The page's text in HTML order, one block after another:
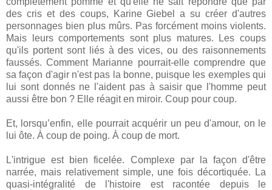
des cris et des coups, Karine Giebel a su créer d'autres
personnages bien plus mûrs. Pas forcément moins violents.
Mais leurs comportements sont plus matures. Les coups
qu'ils portent sont liés à des vices, ou des raisonnements
faussés. Comment Marianne pourrait-elle comprendre que
sa façon d'agir n'est pas la bonne, puisque les exemples qui
lui sont donnés ne l'aident pas à saisir que l'homme peut
aussi être bon ? Elle réagit en miroir. Coup pour coup.
Et, lorsqu’enfin, elle pourrait acquérir un peu d'amour, on le
lui ôte. À coup de poing. À coup de mort.
L'intrigue est bien ficelée. Complexe par la façon d'être
narrée, mais relativement simple, une fois décortiquée. La
quasi-intégralité de l'histoire est racontée depuis le